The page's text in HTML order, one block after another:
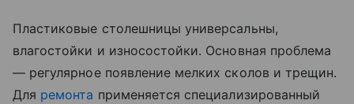
Пластиковые столешницы универсальны,
влагостойки и износостойки. Основная проблема
— регулярное появление мелких сколов и трещин.
Для ремонта применяется специализированный